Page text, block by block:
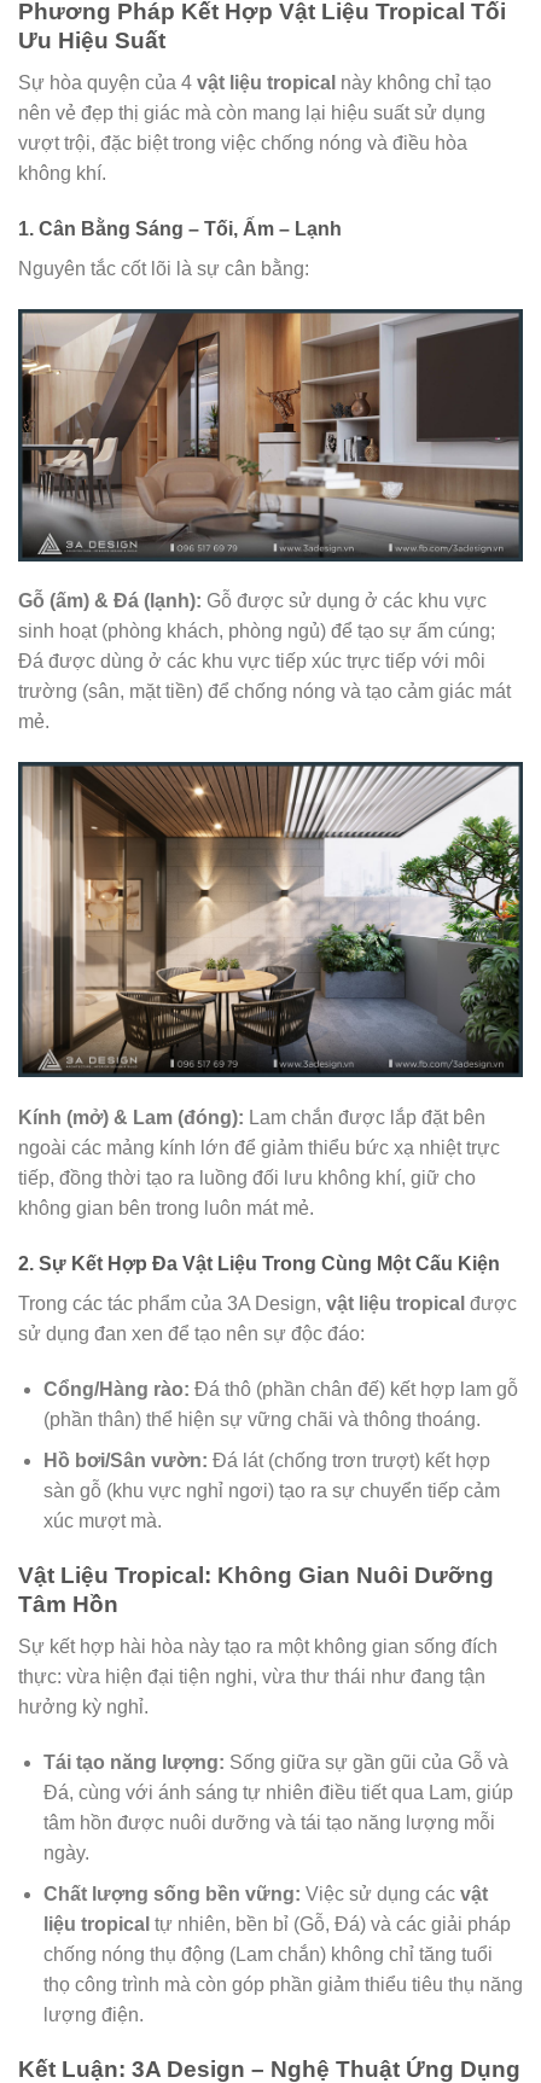
Phương Pháp Kết Hợp Vật Liệu Tropical Tối
Ưu Hiệu Suất
Sự hòa quyện của 4 vật liệu tropical này không chỉ tạo
nên vẻ đẹp thị giác mà còn mang lại hiệu suất sử dụng
vượt trội, đặc biệt trong việc chống nóng và điều hòa
không khí.
1. Cân Bằng Sáng – Tối, Ấm – Lạnh
Nguyên tắc cốt lõi là sự cân bằng:
Gỗ (ấm) & Đá (lạnh): Gỗ được sử dụng ở các khu vực
sinh hoạt (phòng khách, phòng ngủ) để tạo sự ấm cúng;
Đá được dùng ở các khu vực tiếp xúc trực tiếp với môi
trường (sân, mặt tiền) để chống nóng và tạo cảm giác mát
mẻ.
Kính (mở) & Lam (đóng): Lam chắn được lắp đặt bên
ngoài các mảng kính lớn để giảm thiểu bức xạ nhiệt trực
tiếp, đồng thời tạo ra luồng đối lưu không khí, giữ cho
không gian bên trong luôn mát mẻ.
2. Sự Kết Hợp Đa Vật Liệu Trong Cùng Một Cấu Kiện
Trong các tác phẩm của 3A Design, vật liệu tropical được
sử dụng đan xen để tạo nên sự độc đáo:
Cổng/Hàng rào: Đá thô (phần chân đế) kết hợp lam gỗ
(phần thân) thể hiện sự vững chãi và thông thoáng.
Hồ bơi/Sân vườn: Đá lát (chống trơn trượt) kết hợp
sàn gỗ (khu vực nghỉ ngơi) tạo ra sự chuyển tiếp cảm
xúc mượt mà.
Vật Liệu Tropical: Không Gian Nuôi Dưỡng
Tâm Hồn
Sự kết hợp hài hòa này tạo ra một không gian sống đích
thực: vừa hiện đại tiện nghi, vừa thư thái như đang tận
hưởng kỳ nghỉ.
Tái tạo năng lượng: Sống giữa sự gần gũi của Gỗ và
Đá, cùng với ánh sáng tự nhiên điều tiết qua Lam, giúp
tâm hồn được nuôi dưỡng và tái tạo năng lượng mỗi
ngày.
Chất lượng sống bền vững: Việc sử dụng các vật
liệu tropical tự nhiên, bền bỉ (Gỗ, Đá) và các giải pháp
chống nóng thụ động (Lam chắn) không chỉ tăng tuổi
thọ công trình mà còn góp phần giảm thiểu tiêu thụ năng
lượng điện.
Kết Luận: 3A Design – Nghệ Thuật Ứng Dụng